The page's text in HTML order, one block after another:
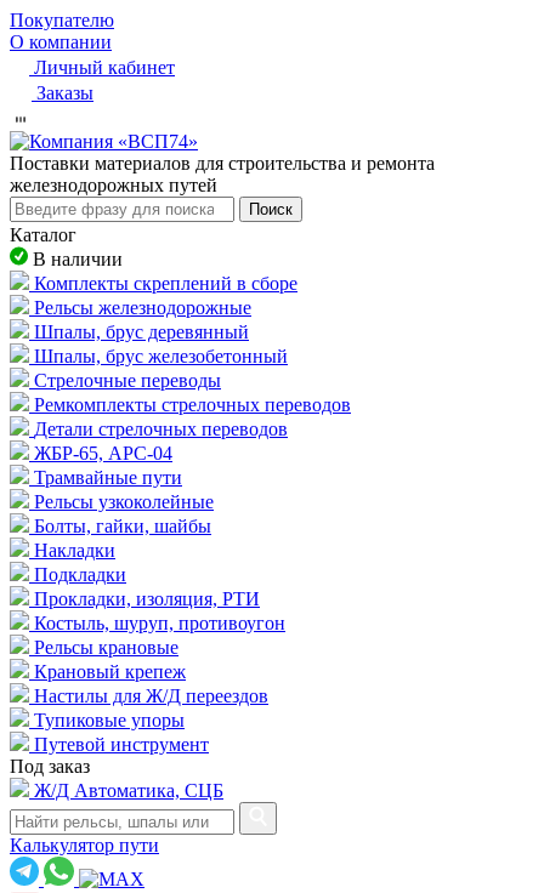
Покупателю
О компании
Личный кабинет
Заказы
Пocтaвки мaтepиaлoв для cтpoитeльcтвa и peмoнтa
жeлeзнoдopoжныx путeй
Поиск
Каталог
В наличии
Комплекты скреплений в сборе
Рельсы железнодорожные
Шпалы, брус деревянный
Шпалы, брус железобетонный
Стрелочные переводы
Ремкомплекты стрелочных переводов
Детали стрелочных переводов
ЖБР-65, АРС-04
Трамвайные пути
Рельсы узкоколейные
Болты, гайки, шайбы
Накладки
Подкладки
Прокладки, изоляция, РТИ
Костыль, шуруп, противоугон
Рельсы крановые
Крановый крепеж
Настилы для Ж/Д переездов
Тупиковые упоры
Путевой инструмент
Под заказ
Ж/Д Автоматика, СЦБ
Калькулятор пути